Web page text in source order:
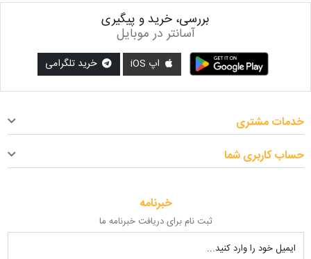
بررسی، خرید و پیگیری
آسانتر در موبایل
اپ iOS خرید تلگرامی
خبرنامه
ثبت نام برای دریافت خبرنامه ما
ایمیل خود را وارد کنید...
خدمات مشتری
حساب کاربری شما